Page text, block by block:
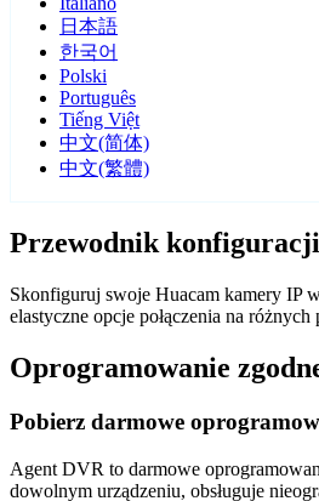
日本語
한국어
Polski
Português
Tiếng Việt
中文(简体)
中文(繁體)
Przewodnik
Skonfiguruj swoje Huacam kamery IP
elastyczne opcje połączenia na
Oprogramowanie
Pobierz darmowe
Agent DVR to darmowe
dowolnym urządzeniu, obsługuje